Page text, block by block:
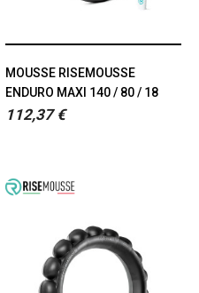
MOUSSE RISEMOUSSE
ENDURO MAXI 140 / 80 / 18
112,37 €